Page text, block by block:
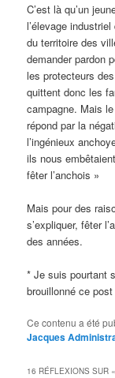
C’est là qu’un
l’élevage
du territoire des
demander pardon
les protecteurs
quittent donc les
campagne. Mais
répond par la
l’ingénieux
ils nous
fêter l’anchois »
Mais pour des
s’expliquer, fêter
des années.
* Je suis pourtant
brouillonné ce
Ce contenu a été
Jacques
16 RÉFLEXIONS SUR «